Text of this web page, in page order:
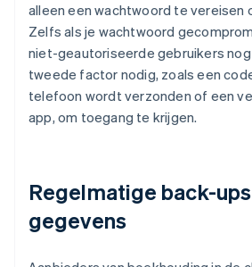
alleen een wachtwoord te vereisen
Zelfs als je wachtwoord
niet-geautoriseerde gebruikers
tweede factor nodig, zoals een
telefoon wordt verzonden of een
app, om toegang te krijgen.
Regelmatige back-
gegevens